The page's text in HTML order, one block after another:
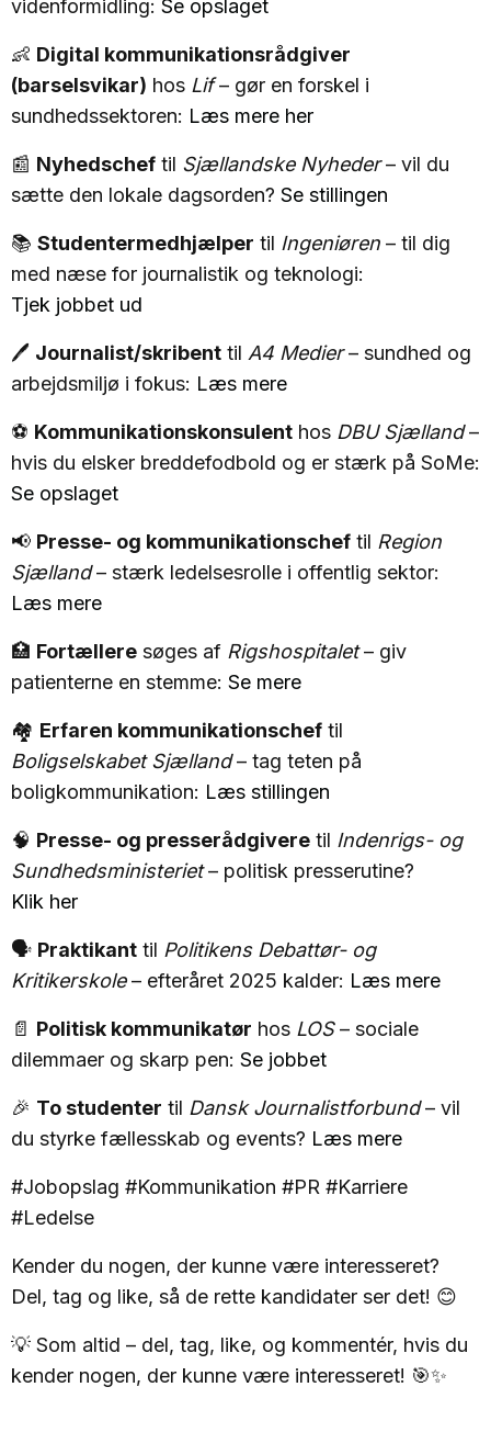
videnformidling: Se opslaget
👶 Digital kommunikationsrådgiver
(barselsvikar) hos Lif– gør en forskel i
sundhedssektoren: Læs mere her
📰 Nyhedschef til Sjællandske Nyheder– vil du
sætte den lokale dagsorden? Se stillingen
📚 Studentermedhjælper til Ingeniøren – til dig
med næse for journalistik og teknologi:
Tjek jobbet ud
🖊️ Journalist/skribent til A4 Medier– sundhed og
arbejdsmiljø i fokus: Læs mere
⚽ Kommunikationskonsulent hos DBU Sjælland–
hvis du elsker breddefodbold og er stærk på SoMe:
Se opslaget
📢 Presse- og kommunikationschef til Region
Sjælland– stærk ledelsesrolle i offentlig sektor:
Læs mere
🏥 Fortællere søges af Rigshospitalet– giv
patienterne en stemme: Se mere
🏘️ Erfaren kommunikationschef til
Boligselskabet Sjælland– tag teten på
boligkommunikation: Læs stillingen
🧠 Presse- og presserådgivere til Indenrigs- og
Sundhedsministeriet– politisk presserutine?
Klik her
🗣️ Praktikant til Politikens Debattør- og
Kritikerskole– efteråret 2025 kalder: Læs mere
📄 Politisk kommunikatør hos LOS– sociale
dilemmaer og skarp pen: Se jobbet
🎉 To studenter til Dansk Journalistforbund– vil
du styrke fællesskab og events? Læs mere
#Jobopslag #Kommunikation #PR #Karriere
#Ledelse
Kender du nogen, der kunne være interesseret?
Del, tag og like, så de rette kandidater ser det! 😊
💡 Som altid – del, tag, like, og kommentér, hvis du
kender nogen, der kunne være interesseret! 🎯✨